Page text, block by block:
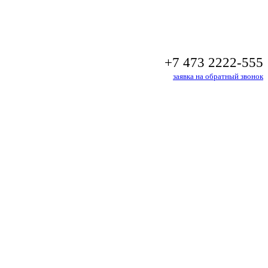
+7 473 2222-555
заявка на обратный звонок